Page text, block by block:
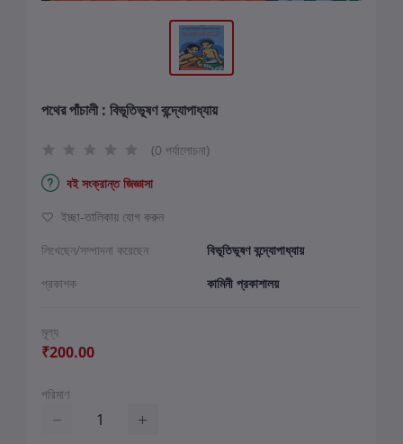
পথের পাঁচালী : বিভূতিভূষণ বন্দ্যোপাধ্যায়
(0 পর্যালোচনা)
বই সংক্রান্ত জিজ্ঞাসা
ইচ্ছা-তালিকায় যোগ করুন
লিখেছেন/সম্পাদনা করেছেন
বিভূতিভূষণ বন্দ্যোপাধ্যায়
প্রকাশক
কামিনী প্রকাশালয়
মূল্য
₹200.00
পরিমাণ